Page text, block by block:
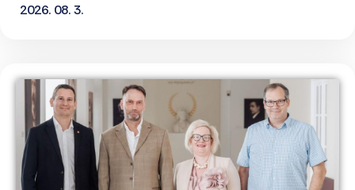
2026. 08. 3.